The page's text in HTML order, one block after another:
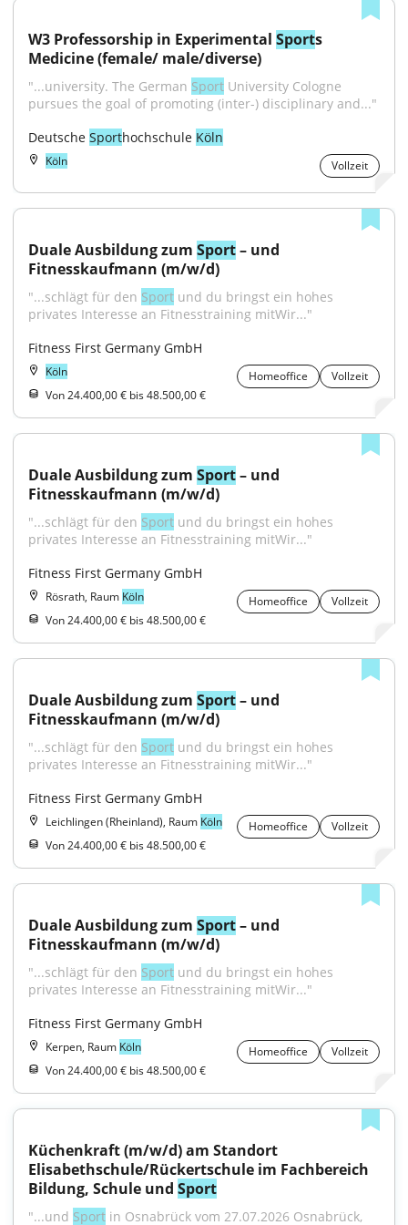
W3 Professorship in Experimental Sports
Medicine (female/ male/diverse)
"...university. The German Sport University Cologne
pursues the goal of promoting (inter-) disciplinary and..."
Deutsche Sporthochschule Köln
Köln Vollzeit
Duale Ausbildung zum Sport – und
Fitnesskaufmann (m/w/d)
"...schlägt für den Sport und du bringst ein hohes
privates Interesse an Fitnesstraining mitWir..."
Fitness First Germany GmbH
Köln Homeoffice
Vollzeit
Von 24.400,00 € bis 48.500,00 €
Duale Ausbildung zum Sport – und
Fitnesskaufmann (m/w/d)
"...schlägt für den Sport und du bringst ein hohes
privates Interesse an Fitnesstraining mitWir..."
Fitness First Germany GmbH
Rösrath, Raum Köln Homeoffice
Vollzeit
Von 24.400,00 € bis 48.500,00 €
Duale Ausbildung zum Sport – und
Fitnesskaufmann (m/w/d)
"...schlägt für den Sport und du bringst ein hohes
privates Interesse an Fitnesstraining mitWir..."
Fitness First Germany GmbH
Leichlingen (Rheinland), Raum Köln Homeoffice
Vollzeit
Von 24.400,00 € bis 48.500,00 €
Duale Ausbildung zum Sport – und
Fitnesskaufmann (m/w/d)
"...schlägt für den Sport und du bringst ein hohes
privates Interesse an Fitnesstraining mitWir..."
Fitness First Germany GmbH
Kerpen, Raum Köln Homeoffice
Vollzeit
Von 24.400,00 € bis 48.500,00 €
Küchenkraft (m/w/d) am Standort
Elisabethschule/Rückertschule im Fachbereich
Bildung, Schule und Sport
"...und Sport in Osnabrück vom 27.07.2026 Osnabrück,